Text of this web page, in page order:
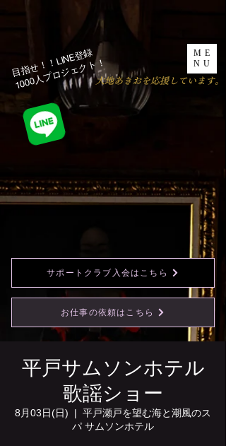
ME
NU
​大地あきおを応援しています。
目指せ！！LINE登録
1000人プロジェクト！​
お仕事の依頼はこちら
サポートクラブ入会はこちら
平戸サムソンホテル
歌謡ショー
8月03日(日)
  |
平戸瀬戸を望む海と潮風のス
パ サムソンホテル